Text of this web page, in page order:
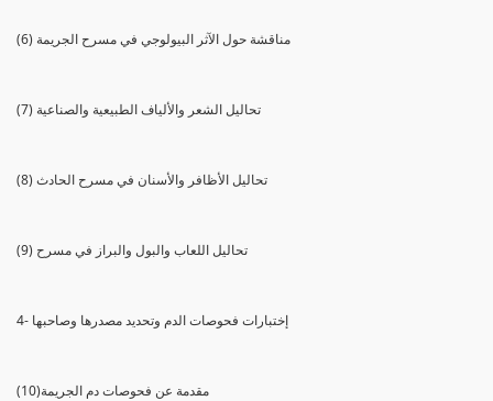
(6) مناقشة حول الآثر البيولوجي في مسرح الجريمة
(7) تحاليل الشعر والألياف الطبيعية والصناعية
(8) تحاليل الأظافر والأسنان في مسرح الحادث
(9) تحاليل اللعاب والبول والبراز في مسرح
4- إختبارات فحوصات الدم وتحديد مصدرها وصاحبها
(10)مقدمة عن فحوصات دم الجريمة